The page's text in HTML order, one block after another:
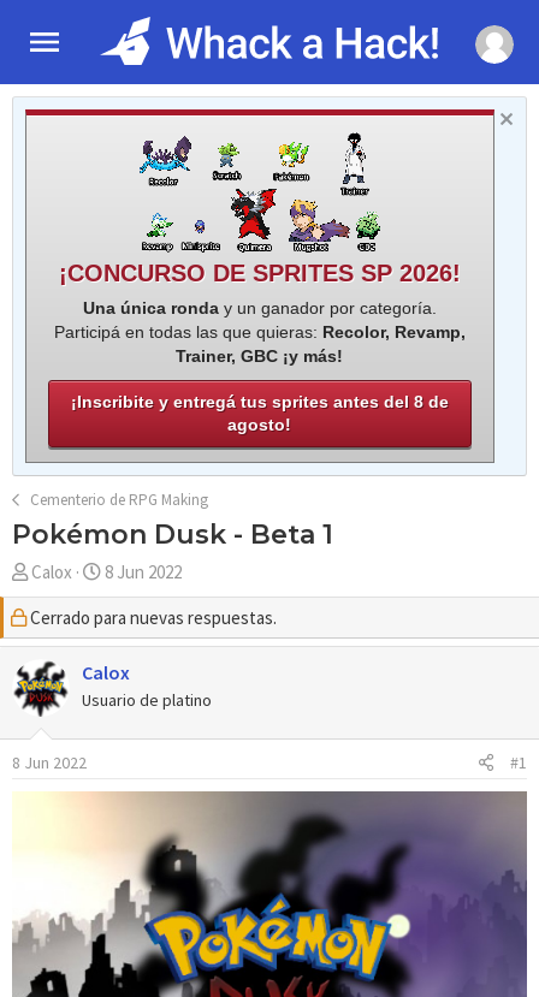
¡CONCURSO DE SPRITES SP 2026!
Una única ronday un ganador por categoría.
Participá en todas las que quieras: Recolor, Revamp,
Trainer, GBC ¡y más!
¡Inscribite y entregá tus sprites antes del 8 de
agosto!
Cementerio de RPG Making
Pokémon Dusk - Beta 1
A
u
t
o
r
Calox
F
e
c
h
a
d
i
i
8 Jun 2022
Cerrado para nuevas respuestas.
Calox
Usuario de platino
8 Jun 2022 #1